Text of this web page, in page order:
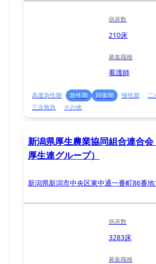
病床数
210床
募集職種
看護師
高度急性期 急性期 回復期 慢性期
二
三次救急
その他
新潟県厚生農業協同組合連合会
厚生連グループ）
新潟県新潟市中央区東中通一番町86番
病床数
3283床
募集職種